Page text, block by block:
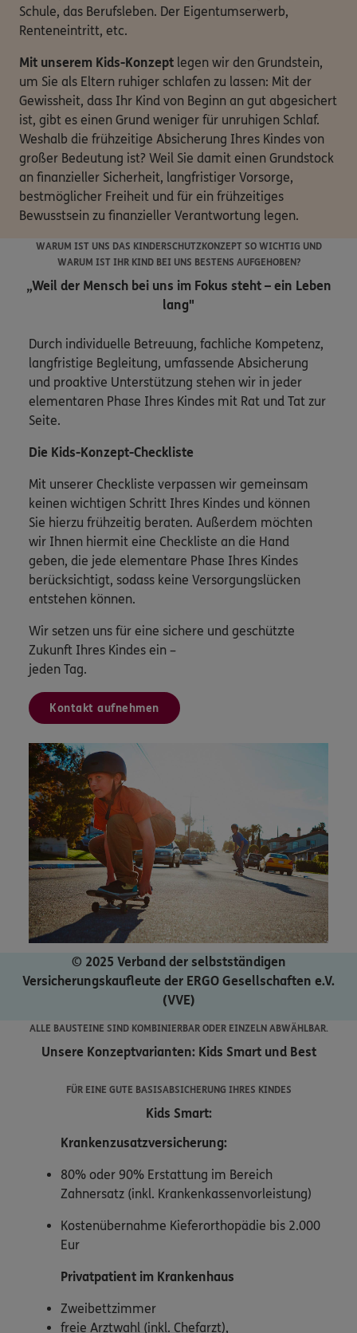
Schule, das Berufsleben. Der Eigentumserwerb,
Renteneintritt, etc.
Mit unserem Kids-Konzept legen wir den Grundstein,
um Sie als Eltern ruhiger schlafen zu lassen: Mit der
Gewissheit, dass Ihr Kind von Beginn an gut abgesichert
ist, gibt es einen Grund weniger für unruhigen Schlaf.
Weshalb die frühzeitige Absicherung Ihres Kindes von
großer Bedeutung ist? Weil Sie damit einen Grundstock
an finanzieller Sicherheit, langfristiger Vorsorge,
bestmöglicher Freiheit und für ein frühzeitiges
Bewusstsein zu finanzieller Verantwortung legen.
WARUM IST UNS DAS KINDERSCHUTZKONZEPT SO WICHTIG UND
WARUM IST IHR KIND BEI UNS BESTENS AUFGEHOBEN?
„Weil der Mensch bei uns im Fokus steht – ein Leben
lang"
Durch individuelle Betreuung, fachliche Kompetenz,
langfristige Begleitung, umfassende Absicherung
und proaktive Unterstützung stehen wir in jeder
elementaren Phase Ihres Kindes mit Rat und Tat zur
Seite.
Die Kids-Konzept-Checkliste
Mit unserer Checkliste verpassen wir gemeinsam
keinen wichtigen Schritt Ihres Kindes und können
Sie hierzu frühzeitig beraten. Außerdem möchten
wir Ihnen hiermit eine Checkliste an die Hand
geben, die jede elementare Phase Ihres Kindes
berücksichtigt, sodass keine Versorgungslücken
entstehen können.
Wir setzen uns für eine sichere und geschützte
Zukunft Ihres Kindes ein –
jeden Tag.
Kontakt aufnehmen
© 2025 Verband der selbstständigen
Versicherungskaufleute der ERGO Gesellschaften e.V.
(VVE)
ALLE BAUSTEINE SIND KOMBINIERBAR ODER EINZELN ABWÄHLBAR.
Unsere Konzeptvarianten: Kids Smart und Best
FÜR EINE GUTE BASISABSICHERUNG IHRES KINDES
Kids Smart:
Krankenzusatzversicherung:
80% oder 90% Erstattung im Bereich
Zahnersatz (inkl. Krankenkassenvorleistung)
Kostenübernahme Kieferorthopädie bis 2.000
Eur
Privatpatient im Krankenhaus
Zweibettzimmer
freie Arztwahl (inkl. Chefarzt),